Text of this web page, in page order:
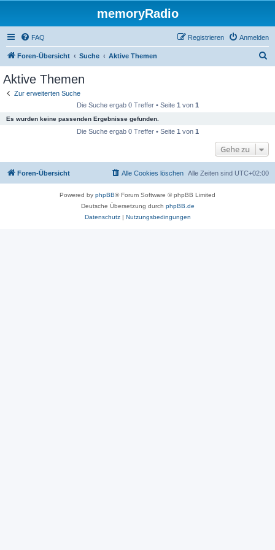
memoryRadio
FAQ Anmelden
Registrieren
Foren-Übersicht Suche Aktive Themen
Aktive Themen
Zur erweiterten Suche
Die Suche ergab 0 Treffer • Seite 1 von 1
Es wurden keine passenden Ergebnisse gefunden.
Die Suche ergab 0 Treffer • Seite 1 von 1
Gehe zu
Foren-Übersicht Alle Zeiten sind UTC+02:00
Alle Cookies löschen
Powered by phpBB® Forum Software © phpBB Limited
Deutsche Übersetzung durch phpBB.de
Datenschutz| Nutzungsbedingungen